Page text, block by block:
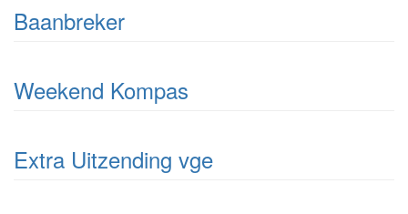
Baanbreker
Weekend Kompas
Extra Uitzending vge